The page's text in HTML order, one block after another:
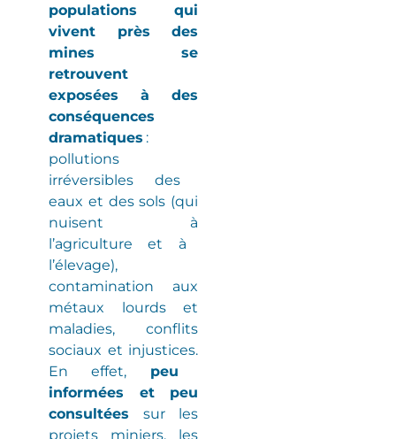
populations qui
vivent près des
mines se
retrouvent
exposées à des
conséquences
dramatiques :
pollutions
irréversibles des
eaux et des sols (qui
nuisent à
l’agriculture et à
l’élevage),
contamination aux
métaux lourds et
maladies, conflits
sociaux et injustices.
En effet, peu
informées et peu
consultées sur les
projets miniers, les